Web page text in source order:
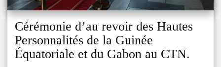
Cérémonie d’au revoir des Hautes
Personnalités de la Guinée
Équatoriale et du Gabon au CTN.